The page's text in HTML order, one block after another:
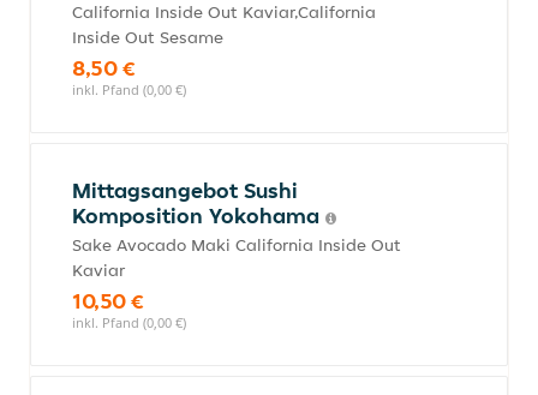
California Inside Out Kaviar,California
Inside Out Sesame
8,50 €
inkl. Pfand (0,00 €)
Mittagsangebot Sushi
Komposition Yokohama
Sake Avocado Maki California Inside Out
Kaviar
10,50 €
inkl. Pfand (0,00 €)